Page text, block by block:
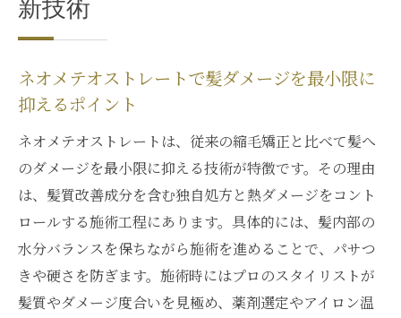
新技術
ネオメテオストレートで髪ダメージを最小限に
抑えるポイント
ネオメテオストレートは、従来の縮毛矯正と比べて髪へ
のダメージを最小限に抑える技術が特徴です。その理由
は、髪質改善成分を含む独自処方と熱ダメージをコント
ロールする施術工程にあります。具体的には、髪内部の
水分バランスを保ちながら施術を進めることで、パサつ
きや硬さを防ぎます。施術時にはプロのスタイリストが
髪質やダメージ度合いを見極め、薬剤選定やアイロン温